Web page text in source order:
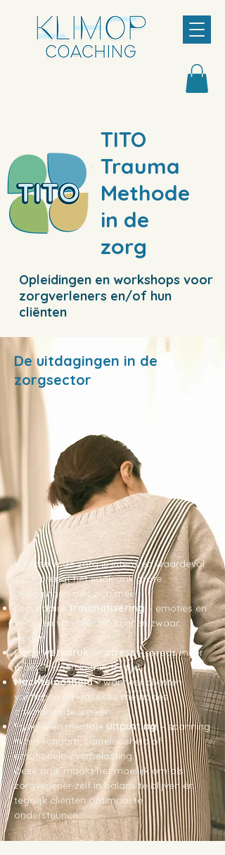
TITO
Trauma
Methode
in de
zorg
Opleidingen en workshops voor
zorgverleners en/of hun
cliënten
De uitdagingen in de
zorgsector
Werken in de zorg is intens en waardevol.
Toch brengt het vaak ook grote
uitdagingen met zich mee:
Secundairetraumatisering– emoties en
verhalen van cliënten kunnen zwaar
wegen.
Hogewerkdruk en stress– steeds méér
moeten doen in minder tijd.
Machteloosheid– wanneer cliënten
vastlopen en klassieke methodes
onvoldoende werken.
Fysieke en mentale uitputting– spanning
in het lichaam, slapeloosheid of
emotionele overbelasting.
Deze druk maakt het moeilijk om als
zorgverlener zelf in balans te blijven én
tegelijk cliënten optimaal te
ondersteunen.